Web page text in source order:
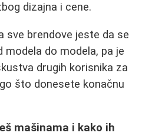
dizajna i cene.
sve brendove jeste da se
do modela, pa je
drugih korisnika za
što donesete konačnu
mašinama i kako ih